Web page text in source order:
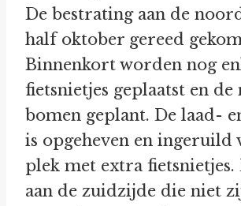
De bestrating aan de
half oktober gereed
Binnenkort worden nog
fietsnietjes geplaatst en de
bomen geplant. De laad-
is opgeheven en ingeruild
plek met extra fietsnietjes.
aan de zuidzijde die niet